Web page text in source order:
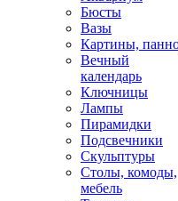
Бюсты
Вазы
Картины,
Вечный
календарь
Ключницы
Лампы
Пирамидки
Подсвечники
Скульптуры
Столы, комоды,
мебель